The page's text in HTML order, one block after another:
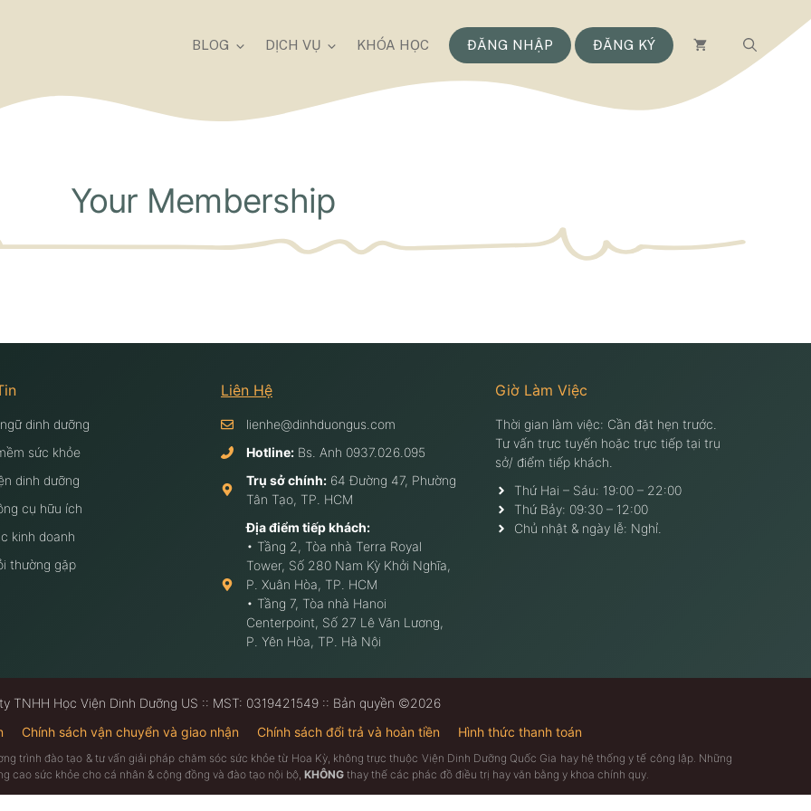
BLOG DỊCH VỤ KHÓA HỌC ĐĂNG NHẬP ĐĂNG KÝ
Your Membership
dinh dưỡng
sức khỏe
dinh dưỡng
cụ hữu ích
kinh doanh
thường gặp
Liên Hệ
lienhe@dinhduongus.com
Hotline: Bs. Anh 0937.026.095
Trụ sở chính: 64 Đường 47, Phường
Tân Tạo, TP. HCM
Địa điểm tiếp khách:
• Tầng 2, Tòa nhà Terra Royal
Tower, Số 280 Nam Kỳ Khởi Nghĩa,
P. Xuân Hòa, TP. HCM
• Tầng 7, Tòa nhà Hanoi
Centerpoint, Số 27 Lê Văn Lương,
P. Yên Hòa, TP. Hà Nội
Giờ Làm Việc
Thời gian làm việc: Cần đặt hẹn trước.
Tư vấn trực tuyến hoặc trực tiếp tại trụ
sở/ điểm tiếp khách.
Thứ Hai – Sáu: 19:00 – 22:00
Thứ Bảy: 09:30 – 12:00
Chủ nhật & ngày lễ: Nghỉ.
TNHH Học Viện Dinh Dưỡng US :: MST: 0319421549 :: Bản quyền ©2026
Chính sách vận chuyển và giao nhận Chính sách đổi trả và hoàn tiền Hình thức thanh toán
trình đào tạo & tư vấn giải pháp chăm sóc sức khỏe từ Hoa Kỳ, không trực thuộc Viện Dinh Dưỡng Quốc Gia hay hệ thống y tế công lập. Những
cao sức khỏe cho cá nhân & cộng đồng và đào tạo nội bộ, KHÔNG thay thế các phác đồ điều trị hay văn bằng y khoa chính quy.